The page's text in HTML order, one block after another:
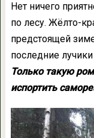
Нет ничего
по лесу. Жёлто-
предстоящей
последние
Только такую
испортить